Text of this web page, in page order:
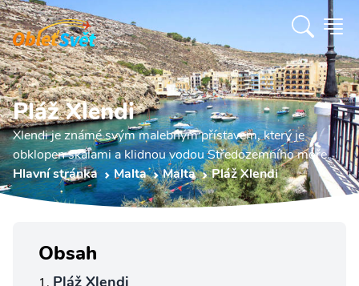
Pláž Xlendi
Xlendi je známé svým malebným přístavem, který je
obklopen skalami a klidnou vodou Středozemního moře.
Hlavní stránka
Malta Malta Pláž Xlendi
Obsah
Pláž Xlendi